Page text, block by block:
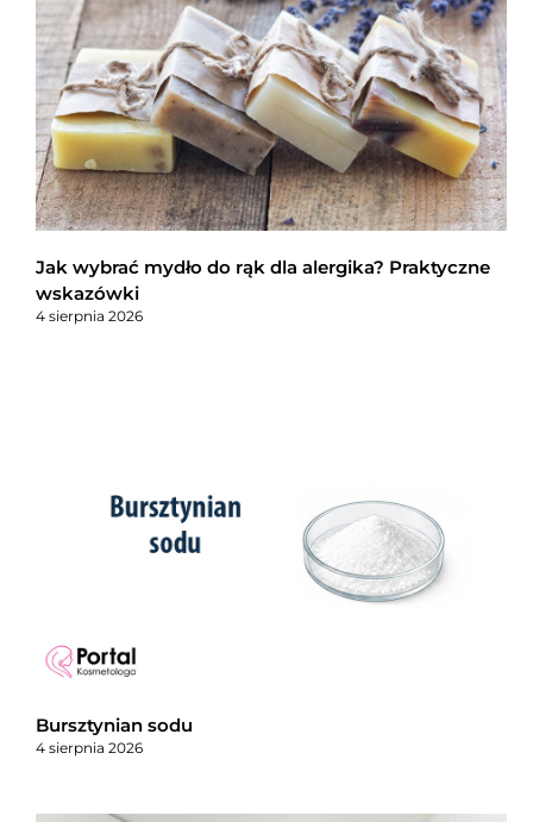
Jak wybrać mydło do rąk dla alergika? Praktyczne
wskazówki
4 sierpnia 2026
Bursztynian sodu
4 sierpnia 2026